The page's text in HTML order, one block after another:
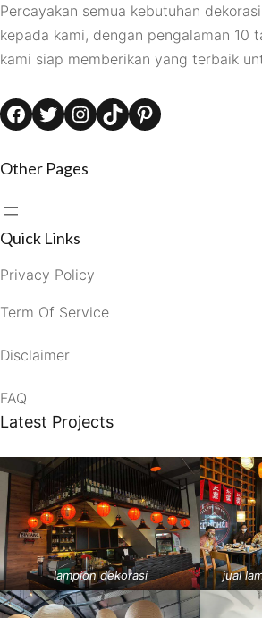
Percayakan semua kebutuhan
kepada kami, dengan pengalaman 10
kami siap memberikan yang terbaik
Facebook Twitter Instagram TikTok Pinterest
Other Pages
Quick Links
Privacy Policy
Term Of Service
Disclaimer
FAQ
Latest Projects
lampion dekorasi jual